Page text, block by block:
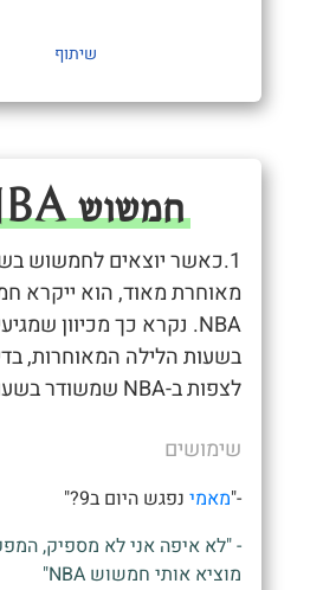
שיתוף
חמשוש NBA
1.כאשר יוצאים לחמשוש
מאוחרת מאוד, הוא ייקרא
NBA. נקרא כך מכיוון שמגיעים
בשעות הלילה המאוחרות,
לצפות ב-NBA שמשודר בשעות אלה.
שימושים
-"מאמי נפגש היום ב9?"
- "לא איפה אני לא מספיק,
מוציא אותי חמשוש NBA"